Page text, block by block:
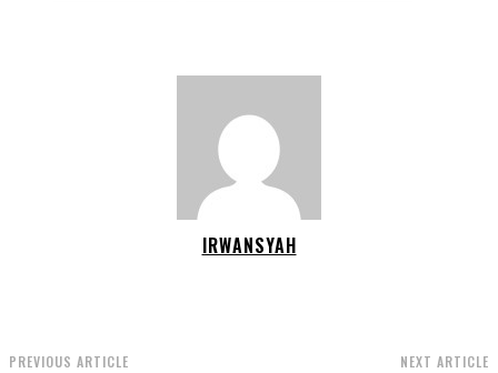
IRWANSYAH
PREVIOUS ARTICLE NEXT ARTICLE